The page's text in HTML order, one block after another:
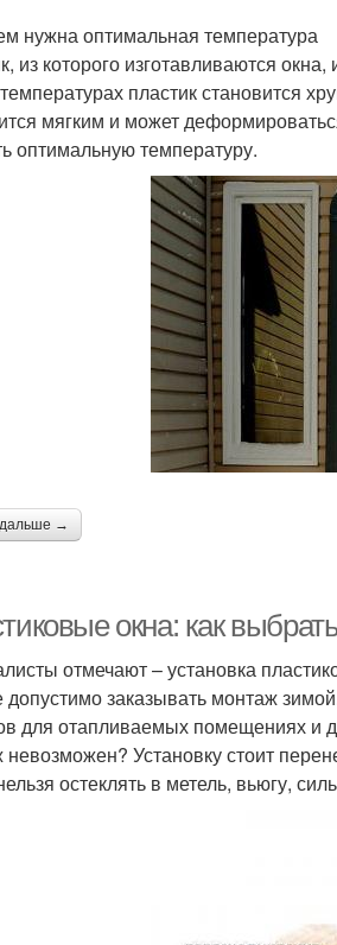
нужна оптимальная температура
из которого изготавливаются
пластик становится
мягким и может
оптимальную температуру.
дальше →
окна: как
отмечают – установка
допустимо заказывать монтаж
для отапливаемых помещениях и
Установку стоит
остеклять в метель, вьюгу,